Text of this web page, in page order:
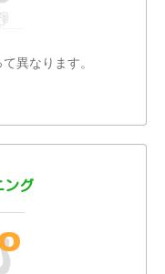
異なります。
ング